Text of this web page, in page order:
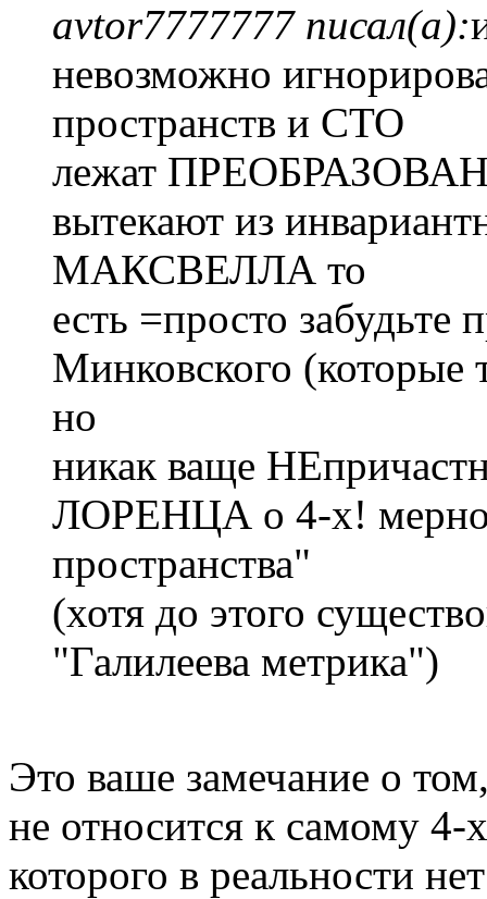
avtor7777777 писал(а):
невозможно
пространств и СТО
лежат
вытекают из
МАКСВЕЛЛА то
есть =просто
Минковского (которые
но
никак ваще
ЛОРЕНЦА о 4-х!
пространства"
(хотя до этого
"Галилеева метрика")
Это ваше замечание о
не относится к самому 4-
которого в реальности